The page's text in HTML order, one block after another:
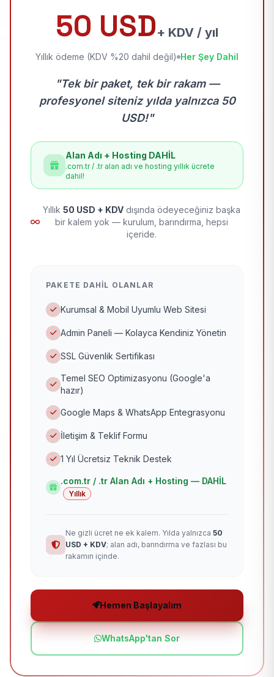
50 USD+ KDV / yıl
Yıllık ödeme (KDV %20 dahil değil) Her Şey Dahil
"Tek bir paket, tek bir rakam —
profesyonel siteniz yılda yalnızca 50
USD!"
Alan Adı + Hosting DAHİL
.com.tr / .tr alan adı ve hosting yıllık ücrete
dahil!
Yıllık 50 USD + KDV dışında ödeyeceğiniz başka
bir kalem yok — kurulum, barındırma, hepsi
içeride.
PAKETE DAHIL OLANLAR
Kurumsal & Mobil Uyumlu Web Sitesi
Admin Paneli — Kolayca Kendiniz Yönetin
SSL Güvenlik Sertifikası
Temel SEO Optimizasyonu (Google'a
hazır)
Google Maps & WhatsApp Entegrasyonu
İletişim & Teklif Formu
1 Yıl Ücretsiz Teknik Destek
.com.tr / .tr Alan Adı + Hosting — DAHİL
Yıllık
Ne gizli ücret ne ek kalem. Yılda yalnızca 50
USD + KDV; alan adı, barındırma ve fazlası bu
rakamın içinde.
Hemen Başlayalım
WhatsApp'tan Sor